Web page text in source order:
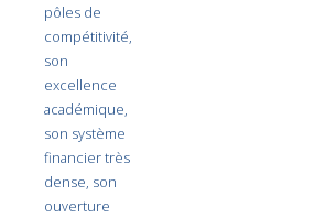
pôles de
compétitivité,
son
excellence
académique,
son système
financier très
dense, son
ouverture